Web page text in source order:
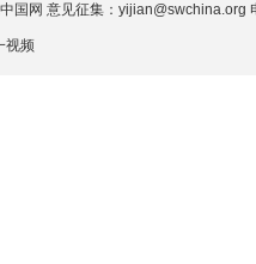
国网 意见征集：yijian@swchina.org
视频